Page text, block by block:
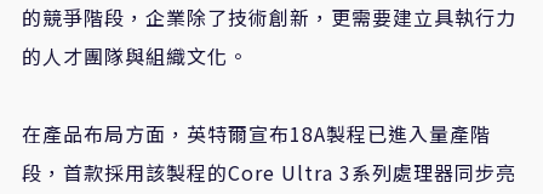
的競爭階段，企業除了技術創新，更需要建立具執行力
的人才團隊與組織文化。
在產品布局方面，英特爾宣布18A製程已進入量產階
段，首款採用該製程的Core Ultra 3系列處理器同步亮